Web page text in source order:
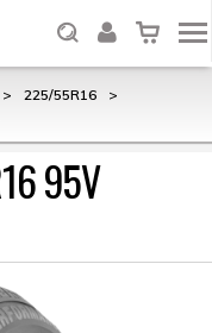
> 225/55R16
>
95V